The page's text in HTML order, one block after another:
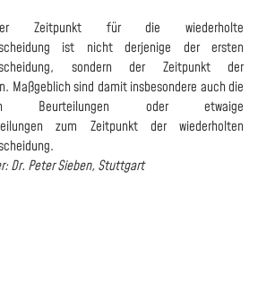
Zeitpunkt für die wiederholte
ist nicht derjenige der ersten
sondern der Zeitpunkt der
Maßgeblich sind damit insbesondere auch die
Beurteilungen oder etwaige
zum Zeitpunkt der wiederholten
Dr. Peter Sieben, Stuttgart